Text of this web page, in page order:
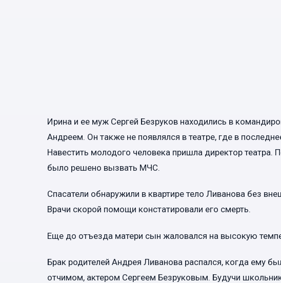
Ирина и ее муж Сергей Безруков находились в
Андреем. Он также не появлялся в театре, где в
Навестить молодого человека пришла директор театра.
было решено вызвать МЧС.
Спасатели обнаружили в квартире тело Ливанова без
Врачи скорой помощи констатировали его смерть.
Еще до отъезда матери сын жаловался на высокую
Брак родителей Андрея Ливанова распался, когда ему
отчимом, актером Сергеем Безруковым. Будучи